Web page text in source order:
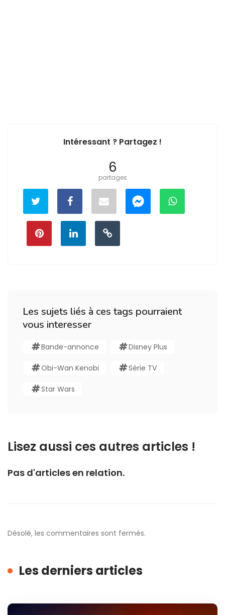
Intéressant ? Partagez !
6
partages
Les sujets liés à ces tags pourraient
vous interesser
Bande-annonce Disney Plus
Obi-Wan Kenobi Série TV
Star Wars
Lisez aussi ces autres articles !
Pas d'articles en relation.
Désolé, les commentaires sont fermés.
Les derniers articles